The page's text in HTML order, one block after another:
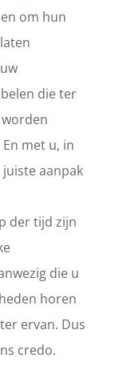
om hun
die ter
met u, in
aanpak
der tijd zijn
die u
horen
ervan. Dus
credo.